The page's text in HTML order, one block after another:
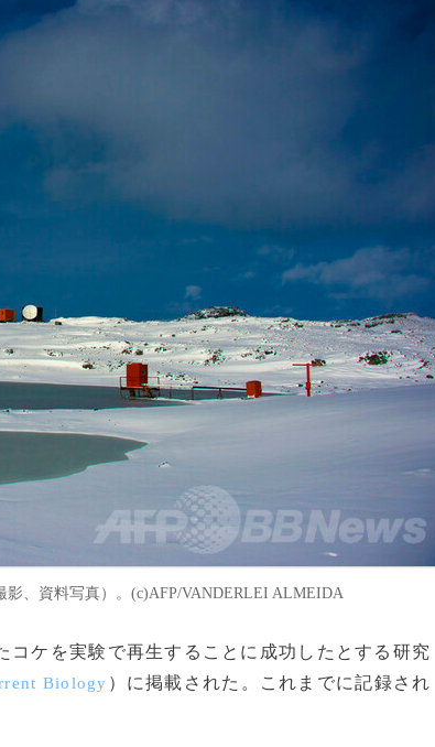
影、資料写真）。(c)AFP/VANDERLEI ALMEIDA
コケを実験で再生することに成功したとする研究
Biology ）に掲載された。これまでに記録され